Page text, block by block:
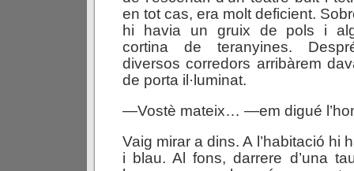
en tot cas, era molt deficient.
hi havia un gruix de pols i
cortina de teranyines.
diversos corredors arribàrem
de porta il·luminat.
—Vostè mateix… —em digué
Vaig mirar a dins. A l’habitació hi
i blau. Al fons, darrere d’una